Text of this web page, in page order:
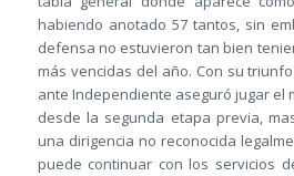
habiendo anotado 57 tantos, sin
defensa no estuvieron tan bien
más vencidas del año. Con su
ante Independiente aseguró jugar el
desde la segunda etapa previa,
una dirigencia no reconocida
puede continuar con los servicios